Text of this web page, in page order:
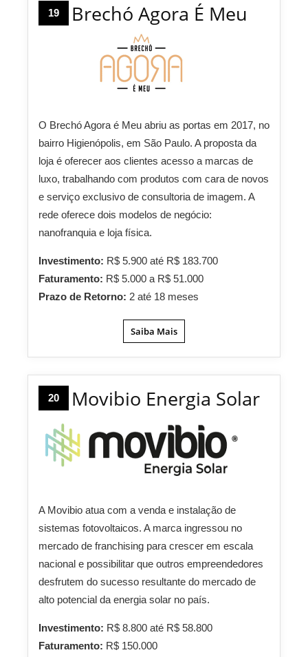
19 Brechó Agora É Meu
O Brechó Agora é Meu abriu as portas em 2017, no
bairro Higienópolis, em São Paulo. A proposta da
loja é oferecer aos clientes acesso a marcas de
luxo, trabalhando com produtos com cara de novos
e serviço exclusivo de consultoria de imagem. A
rede oferece dois modelos de negócio:
nanofranquia e loja física.
Investimento: R$ 5.900 até R$ 183.700
Faturamento: R$ 5.000 a R$ 51.000
Prazo de Retorno: 2 até 18 meses
Saiba Mais
20 Movibio Energia Solar
A Movibio atua com a venda e instalação de
sistemas fotovoltaicos. A marca ingressou no
mercado de franchising para crescer em escala
nacional e possibilitar que outros empreendedores
desfrutem do sucesso resultante do mercado de
alto potencial da energia solar no país.
Investimento: R$ 8.800 até R$ 58.800
Faturamento: R$ 150.000